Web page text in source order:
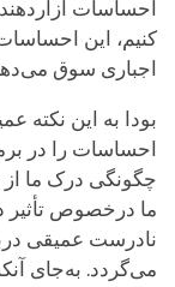
احساسات
کنیم، این
اجباری سوق
بودا به این نکته
احساسات را در
چگونگی درک ما
ما درخصوص تأثیر
نادرست عمیقی
می‌گردد. به‌جای